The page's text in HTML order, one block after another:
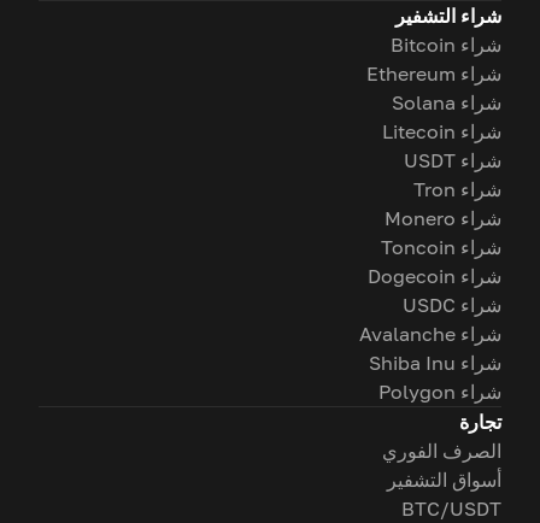
شراء التشفير
شراء Bitcoin
شراء Ethereum
شراء Solana
شراء Litecoin
شراء USDT
شراء Tron
شراء Monero
شراء Toncoin
شراء Dogecoin
شراء USDC
شراء Avalanche
شراء Shiba Inu
شراء Polygon
تجارة
الصرف الفوري
أسواق التشفير
BTC/USDT